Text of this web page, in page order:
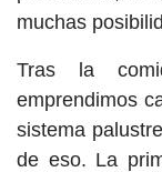
muchas
Tras la
emprendimos
sistema
de eso. La